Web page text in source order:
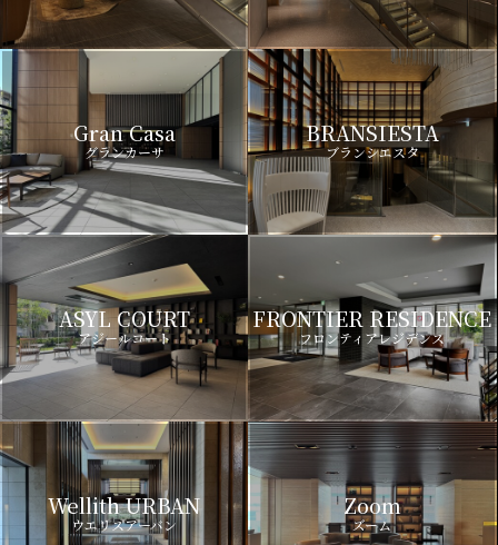
Gran Casa
グランカーサ
BRANSIESTA
ブランシエスタ
ASYL COURT
アジールコート
FRONTIER RESIDENCE
フロンティアレジデンス
Wellith URBAN
ウエリスアーバン
Zoom
ズーム